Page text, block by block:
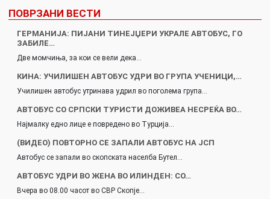
ПОВРЗАНИ ВЕСТИ
ГЕРМАНИЈА: ПИЈАНИ ТИНЕЈЏЕРИ УКРАЛЕ АВТОБУС, ГО
ЗАБИЛЕ…
Две момчиња, за кои се вели дека…
КИНА: УЧИЛИШЕН АВТОБУС УДРИ ВО ГРУПА УЧЕНИЦИ,…
Училишен автобус утринава удрил во поголема група…
АВТОБУС СО СРПСКИ ТУРИСТИ ДОЖИВЕА НЕСРЕЌА ВО…
Најмалку едно лице е повредено во Турција…
(ВИДЕО) ПОВТОРНО СЕ ЗАПАЛИ АВТОБУС НА ЈСП
Автобус се запали во скопската населба Бутел…
AВТОБУС УДРИ ВО ЖЕНA ВО ИЛИНДЕН: СО…
Вчера во 08.00 часот во СВР Скопје…